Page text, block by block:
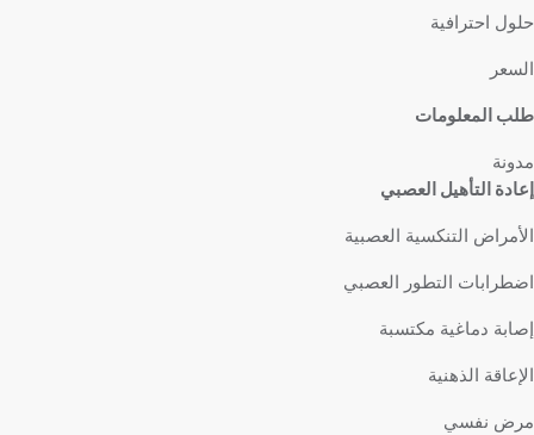
حلول احترافية
السعر
طلب المعلومات
مدونة
إعادة التأهيل العصبي
الأمراض التنكسية العصبية
اضطرابات التطور العصبي
إصابة دماغية مكتسبة
الإعاقة الذهنية
مرض نفسي